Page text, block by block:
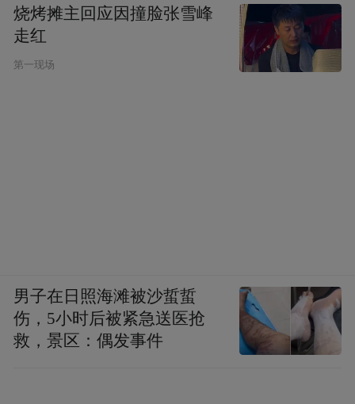
烧烤摊主回应因撞脸张雪峰
走红
第一现场
男子在日照海滩被沙蜇蜇
伤，5小时后被紧急送医抢
救，景区：偶发事件